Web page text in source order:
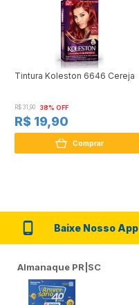
Tintura Koleston 6646 Cereja
R$ 31,90 38% OFF
R$ 19,90
Comprar
Baixe Nosso App
Almanaque PR|SC